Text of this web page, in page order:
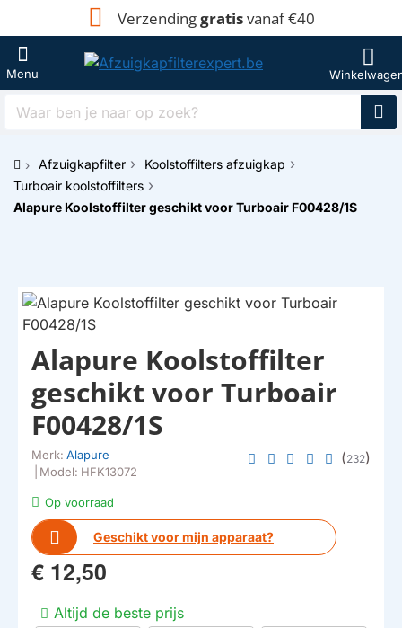
Verzendinggratisvanaf €40
Waar
naar
op
zoek?
h
o
Afzuigkapfilter
Koolstoffilters afzuigkap
Turboair koolstoffilters
Alapure Koolstoffilter geschikt voor Turboair F00428/1S
HUISMERK
Op voorraad
Geschikt voor mijn apparaat?
Alapure Koolstoffilter
geschikt voor Turboair
F00428/1S
Merk: Alapure
Model: HFK13072
(232)
€ 12,50
Altijd de beste prijs